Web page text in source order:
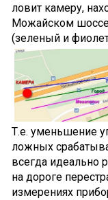
ловит камеру,
Можайском
(зеленый и
Т.е. уменьшение
ложных
всегда идеально
на дороге
измерениях